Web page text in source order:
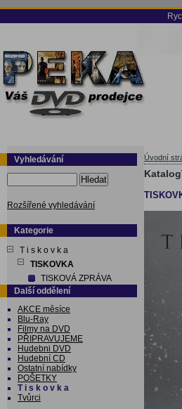
Vyhledávání
Hledat
Rozšířené vyhledávání
Kategorie
T i s k o v k a
TISKOVKA
TISKOVÁ ZPRÁVA
Další oddělení
AKCE měsíce
Blu-Ray
Filmy na DVD
PŘIPRAVUJEME
Hudebni DVD
Hudební CD
Ostatní nabídky
POŠETKY
T i s k o v k a
Tvůrci
Úvodní